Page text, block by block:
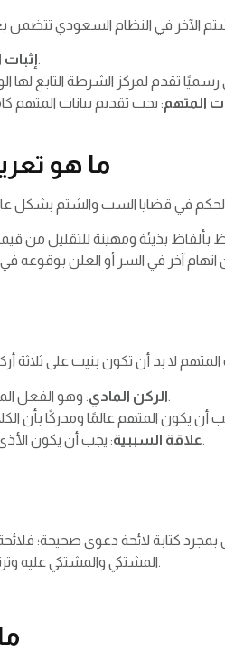
إثبات: يجب أن تكون هناك أدلة واضحة وقوية تثبت وقوع هذا الخطأ.
المتهم
ما هو
الركن المادي: وهو الفعل المادي إما أن يكون السب قولًا أو كتابة، وأدى لأذى وضرر نفسي ومعنوي.
علاقة السببية: يجب أن يكون الأذى الذي تعرضت له الضحية ناجمًا عن السب والإهانة الذي قام بها المتهم.
كتابة لائحة دعوى صحيحة؛
المشتكي والمشتكي عليه وترتب الأدلة وتحدد الطلبات القانونية حتى يكون القاضي على دراية برغبة المشتكي.